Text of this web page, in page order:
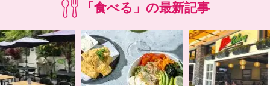
「食べる」の最新記事